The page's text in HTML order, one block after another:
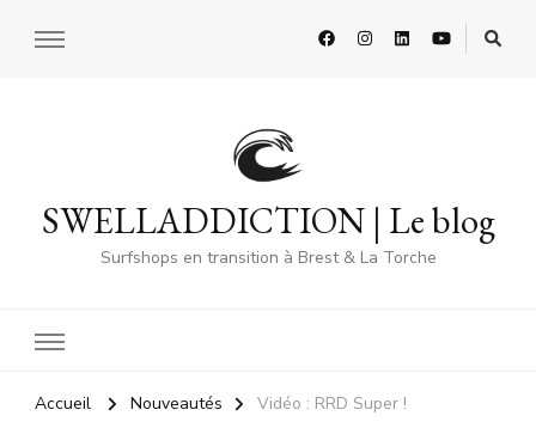
SWELLADDICTION | Le blog
Surfshops en transition à Brest & La Torche
Accueil Nouveautés Vidéo : RRD Super !